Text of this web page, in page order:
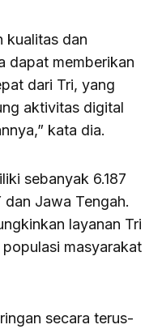
kualitas dan
dapat memberikan
dari Tri, yang
aktivitas digital
kata dia.
sebanyak 6.187
Jawa Tengah.
layanan Tri
masyarakat
secara terus-